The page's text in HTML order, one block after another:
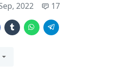
2022 17